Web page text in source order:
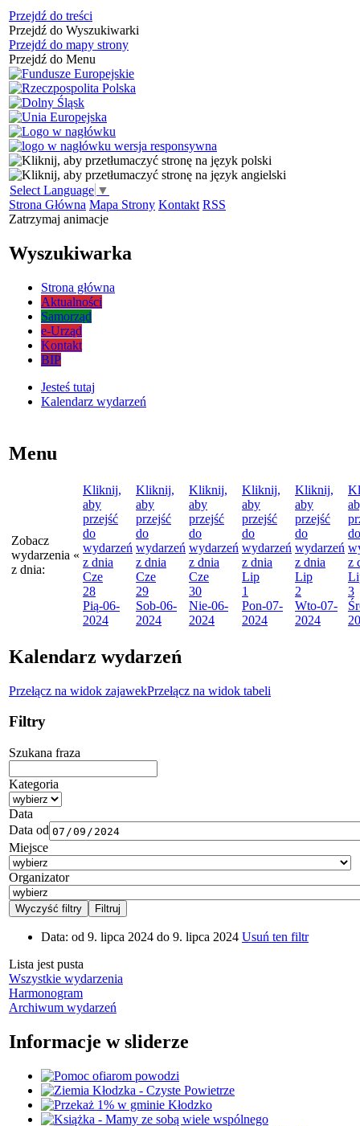
Przejdź do treści
Przejdź do Wyszukiwarki
Przejdź do mapy strony
Przejdź do Menu
Select Language ▼
Strona Główna Mapa Strony Kontakt RSS
Zatrzymaj animacje
Wyszukiwarka
Strona główna
Aktualności
Samorząd
e-Urząd
Kontakt
BIP
Jesteś tutaj
Kalendarz wydarzeń
Menu
Zobacz
wydarzenia
z dnia:
«
Kliknij,
aby
przejść
do
wydarzeń
z dnia
Cze
28
Pią-06-
2024
Kliknij,
aby
przejść
do
wydarzeń
z dnia
Cze
29
Sob-06-
2024
Kliknij,
aby
przejść
do
wydarzeń
z dnia
Cze
30
Nie-06-
2024
Kliknij,
aby
przejść
do
wydarzeń
z dnia
Lip
1
Pon-07-
2024
Kliknij,
aby
przejść
do
wydarzeń
z dnia
Lip
2
Wto-07-
2024
do
z
3
Kalendarz wydarzeń
Przełącz na widok zajawekPrzełącz na widok tabeli
Filtry
Szukana fraza
Kategoria
Data
Data od
Miejsce
Organizator
Data: od 9. lipca 2024 do 9. lipca 2024 Usuń ten filtr
Lista jest pusta
Wszystkie wydarzenia
Harmonogram
Archiwum wydarzeń
Informacje w sliderze